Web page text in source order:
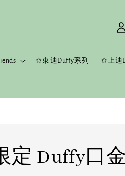
✩東迪Duffy系列 ✩上迪
定 Duffy口